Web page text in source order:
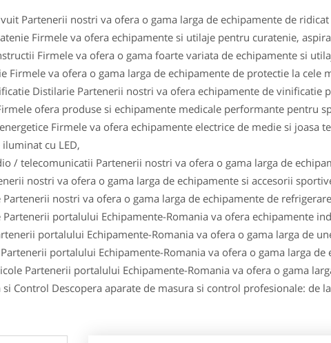
Partenerii nostri va ofera o gama larga de echipamente de
Firmele va ofera echipamente si utilaje pentru curatenie,
Firmele va ofera o gama foarte variata de echipamente si
Firmele va ofera o gama larga de echipamente de protectie la
Distilarie Partenerii nostri va ofera echipamente de
ofera produse si echipamente medicale performante pentru
Firmele va ofera echipamente electrice de medie si
cu LED,
/ telecomunicatii Partenerii nostri va ofera o gama larga de
nostri va ofera o gama larga de echipamente si accesorii
nostri va ofera o gama larga de echipamente de
portalului Echipamente-Romania va ofera echipamente
portalului Echipamente-Romania va ofera o gama larga de
portalului Echipamente-Romania va ofera o gama larga
Partenerii portalului Echipamente-Romania va ofera o gama
si Control Descopera aparate de masura si control profesionale: